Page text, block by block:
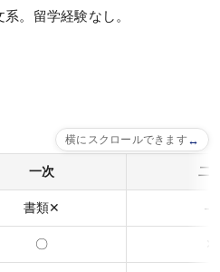
)
)
。留学経験なし。
横にスクロールできます
一次 二
書類✕ ―
〇